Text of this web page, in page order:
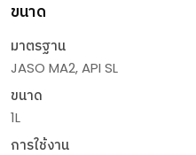
ขนาด
มาตรฐาน
JASO MA2, API SL
ขนาด
1L
การใช้งาน